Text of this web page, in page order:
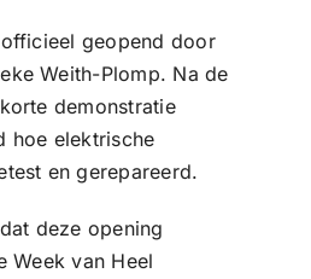
geopend door
Weith-Plomp. Na de
demonstratie
hoe elektrische
en gerepareerd.
deze opening
Week van Heel